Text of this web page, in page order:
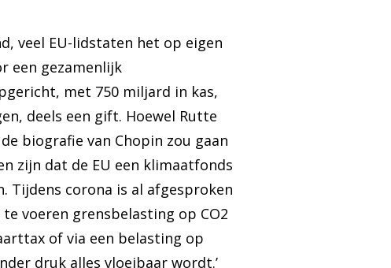
veel EU-lidstaten het op eigen
een gezamenlijk
met 750 miljard in kas,
deels een gift. Hoewel Rutte
biografie van Chopin zou gaan
zijn dat de EU een klimaatfonds
Tijdens corona is al afgesproken
voeren grensbelasting op CO2
of via een belasting op
druk alles vloeibaar wordt.’